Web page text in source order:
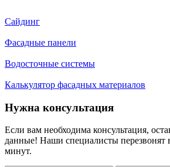
Сайдинг
Фасадные панели
Водосточные системы
Калькулятор фасадных материалов
Нужна консультация
Если вам необходима консультация,
данные! Наши специалисты перезвонят
минут.